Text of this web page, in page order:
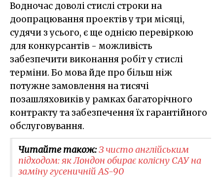
Водночас доволі стислі строки на
доопрацювання проектів у три місяці,
судячи з усього, є ще однією перевіркою
для конкурсантів - можливість
забезпечити виконання робіт у стислі
терміни. Бо мова йде про більш ніж
потужне замовлення на тисячі
позашляховиків у рамках багаторічного
контракту та забезпечення їх гарантійного
обслуговування.
Читайте також:​З чисто англійським
підходом: як Лондон обирає колісну САУ на
заміну гусеничній AS-90